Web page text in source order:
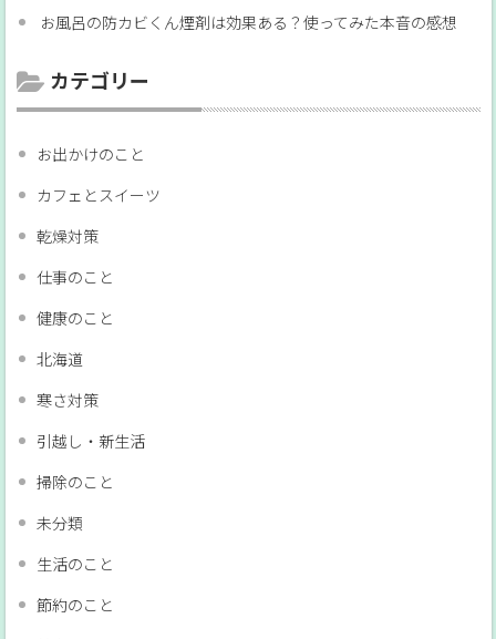
お風呂の防カビくん煙剤は効果ある？使ってみた本音の感想
カテゴリー
お出かけのこと
カフェとスイーツ
乾燥対策
仕事のこと
健康のこと
北海道
寒さ対策
引越し・新生活
掃除のこと
未分類
生活のこと
節約のこと